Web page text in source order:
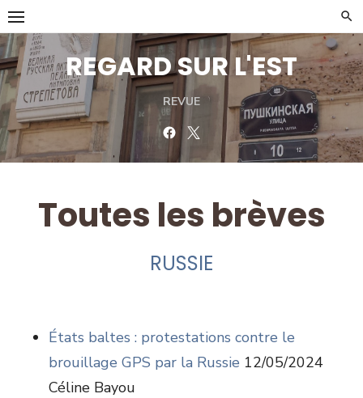
Skip
to
content
REGARD SUR L'EST
REVUE
FacebookTwitter
Toutes les brèves
RUSSIE
États baltes : protestations contre le
brouillage GPS par la Russie 12/05/2024
Céline Bayou